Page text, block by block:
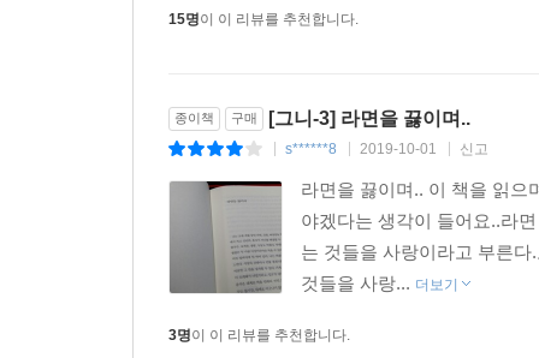
15명이 이 리뷰를 추천합니다.
종이책 구매 [그니-3] 라면을 끓이며..
s******8 2019-10-01 신고
라면을 끓이며.. 이 책을 읽으
야겠다는 생각이 들어요..라
는 것들을 사랑이라고 부른
것들을 사랑... 더보기
3명이 이 리뷰를 추천합니다.